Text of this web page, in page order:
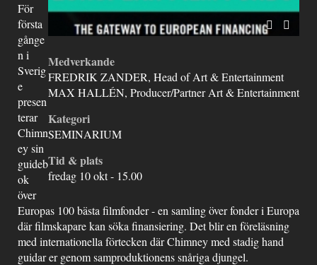
Medverkande
FREDRIK ZANDER, Head of Art & Entertainment
MAX HALLÉN, Producer/Partner Art & Entertainment
Kategori
SEMINARIUM
Tid & plats
fredag 10 okt - 15.00
För
första
gånge
n i
Sverig
e
presen
terar
Chimn
ey sin
guideb
ok
över
Europas 100 bästa filmfonder - en samling över fonder i Europa
där filmskapare kan söka finansiering. Det blir en föreläsning
med internationella förtecken där Chimney med stadig hand
guidar er genom samproduktionens snåriga djungel.